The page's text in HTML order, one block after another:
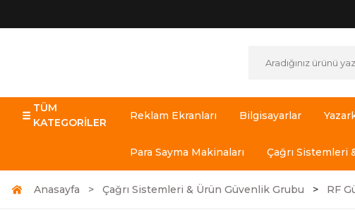
TÜM
KATEGORİLER
Reklam Ekranları Bilgisayarlar
Para Sayma Makinaları Çağrı Sistemleri
Anasayfa Çağrı Sistemleri & Ürün Güvenlik Grubu RF